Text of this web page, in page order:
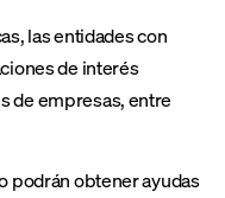
las entidades con
de interés
de empresas, entre
podrán obtener ayudas